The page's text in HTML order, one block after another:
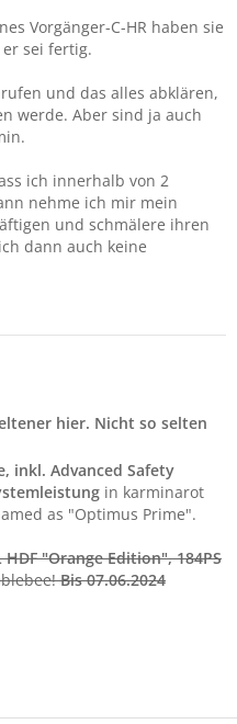
Vorgänger-C-HR haben sie
sei fertig.
und das alles abklären,
werde. Aber sind ja auch
ich innerhalb von 2
nehme ich mir mein
und schmälere ihren
dann auch keine
hier. Nicht so selten
inkl. Advanced Safety
in karminarot
as "Optimus Prime".
HDF "Orange Edition", 184PS
Bis 07.06.2024